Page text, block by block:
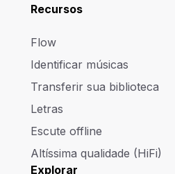
Recursos
Flow
Identificar músicas
Transferir sua biblioteca
Letras
Escute offline
Altíssima qualidade (HiFi)
Explorar